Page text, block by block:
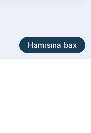
Hamısına bax